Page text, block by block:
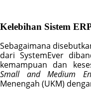
Kelebihan Sistem
Sebagaimana
dari SystemEver
Small and Medium
Menengah (UKM)